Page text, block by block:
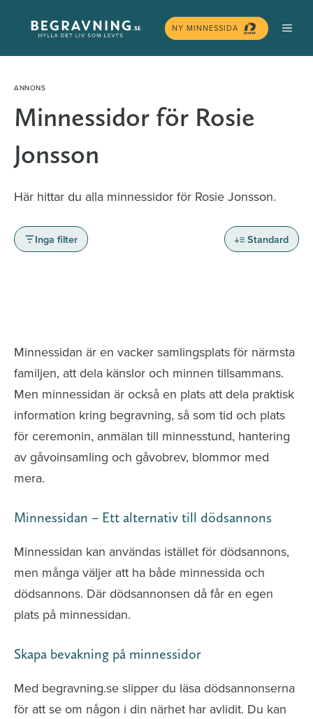
innehåll
NY MINNESSIDA
Minnessidor för Rosie
Jonsson
Här hittar du alla minnessidor för Rosie Jonsson.
Inga filter Standard
Minnessidan är en vacker samlingsplats för närmsta
familjen, att dela känslor och minnen tillsammans.
Men minnessidan är också en plats att dela praktisk
information kring begravning, så som tid och plats
för ceremonin, anmälan till minnesstund, hantering
av gåvoinsamling och gåvobrev, blommor med
mera.
Minnessidan – Ett alternativ till dödsannons
Minnessidan kan användas istället för dödsannons,
men många väljer att ha både minnessida och
dödsannons. Där dödsannonsen då får en egen
plats på minnessidan.
Skapa bevakning på minnessidor
Med begravning.se slipper du läsa dödsannonserna
för att se om någon i din närhet har avlidit. Du kan